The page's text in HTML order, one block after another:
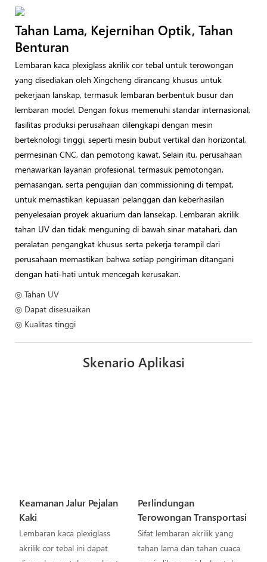
Tahan Lama, Kejernihan Optik, Tahan
Benturan
Lembaran kaca plexiglass akrilik cor tebal untuk terowongan
yang disediakan oleh Xingcheng dirancang khusus untuk
pekerjaan lanskap, termasuk lembaran berbentuk busur dan
lembaran model. Dengan fokus memenuhi standar internasional,
fasilitas produksi perusahaan dilengkapi dengan mesin
berteknologi tinggi, seperti mesin bubut vertikal dan horizontal,
permesinan CNC, dan pemotong kawat. Selain itu, perusahaan
menawarkan layanan profesional, termasuk pemotongan,
pemasangan, serta pengujian dan commissioning di tempat,
untuk memastikan kepuasan pelanggan dan keberhasilan
penyelesaian proyek akuarium dan lansekap. Lembaran akrilik
tahan UV dan tidak menguning di bawah sinar matahari, dan
peralatan pengangkat khusus serta pekerja terampil dari
perusahaan memastikan bahwa setiap pengiriman ditangani
dengan hati-hati untuk mencegah kerusakan.
◎ Tahan UV
◎ Dapat disesuaikan
◎ Kualitas tinggi
Skenario Aplikasi
Keamanan Jalur Pejalan
Kaki
Lembaran kaca plexiglass
akrilik cor tebal ini dapat
Perlindungan
Terowongan Transportasi
Sifat lembaran akrilik yang
tahan lama dan tahan cuaca